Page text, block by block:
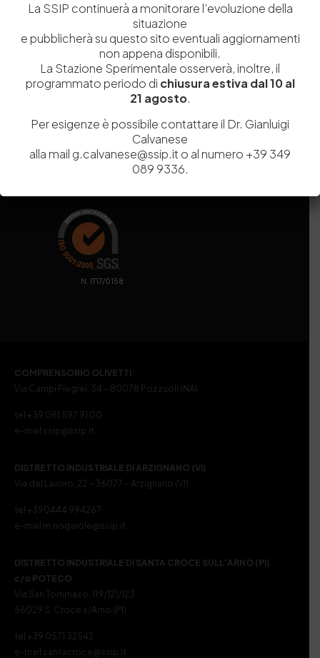
MIUR000290_EIRI
9.690.240,00
Pecstazionesperimentaleindustriapelli@legalmail.it
Via Campi Flegrei, 34 – 80078 Pozzuoli (NA) – Tel. +39
081 5979100
. N. IT17/0158
COMPRENSORIO OLIVETTI
Via Campi Flegrei, 34 – 80078 Pozzuoli (NA)
tel +39 081 597 91 00
e-mail ssip@ssip.it
DISTRETTO INDUSTRIALE DI ARZIGNANO (VI)
Via del Lavoro, 22 – 36077 – Arzignano (VI)
tel +390444 994267
e-mail m.nogarole@ssip.it
DISTRETTO INDUSTRIALE DI SANTA CROCE SULL’ARNO (PI)
c/o POTECO
Via San Tommaso, 119/121/123
56029 S. Croce s/Arno (PI)
tel +39 0571 32542
e-mail santacroce@ssip.it
La SSIP continuerà a monitorare l’evoluzione della
situazione
e pubblicherà su questo sito eventuali aggiornamenti
non appena disponibili.
La Stazione Sperimentale osserverà, inoltre, il
programmato periodo di chiusura estiva dal 10 al
21 agosto.
Per esigenze è possibile contattare il Dr. Gianluigi
Calvanese
alla mail g.calvanese@ssip.it o al numero +39 349
089 9336.